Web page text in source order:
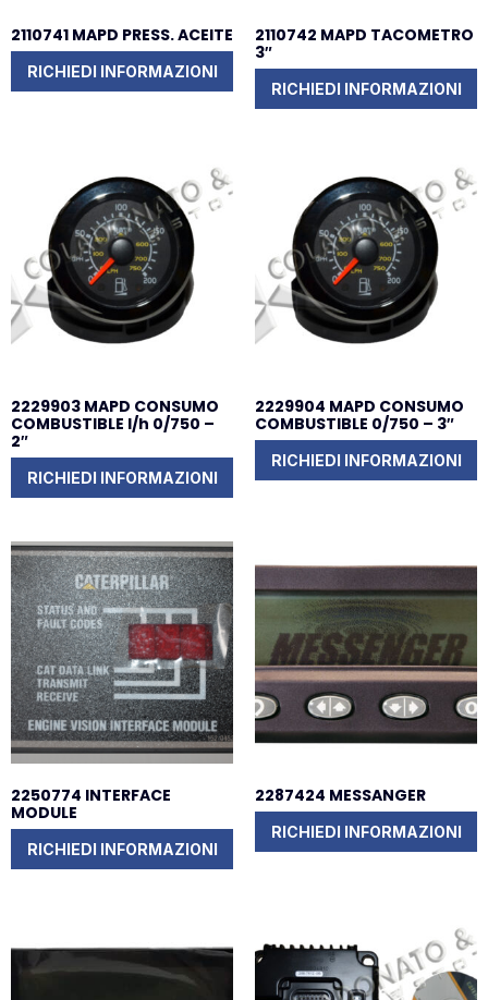
2110741 MAPD PRESS. ACEITE
RICHIEDI INFORMAZIONI
2110742 MAPD TACOMETRO
3″
RICHIEDI INFORMAZIONI
2229903 MAPD CONSUMO
COMBUSTIBLE l/h 0/750 –
2″
RICHIEDI INFORMAZIONI
2229904 MAPD CONSUMO
COMBUSTIBLE 0/750 – 3″
RICHIEDI INFORMAZIONI
2250774 INTERFACE
MODULE
RICHIEDI INFORMAZIONI
2287424 MESSANGER
RICHIEDI INFORMAZIONI